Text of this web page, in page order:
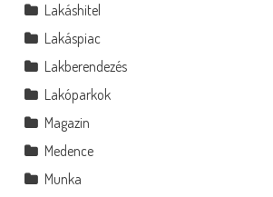
Lakáshitel
Lakáspiac
Lakberendezés
Lakóparkok
Magazin
Medence
Munka